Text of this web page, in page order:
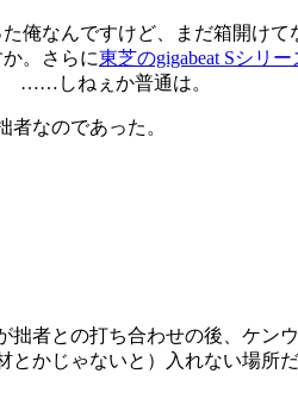
なんですけど、まだ箱開け
。さらに東芝のgigabeat Sシリー
……しねぇか普通は。
なのであった。
拙者との打ち合わせの後、ケン
かじゃないと）入れない場